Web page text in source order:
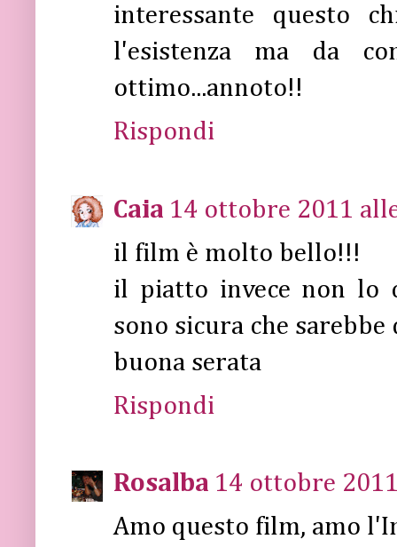
interessante questo
l'esistenza ma da
ottimo...annoto!!
Rispondi
Caia 14 ottobre 2011
il film è molto bello!!!
il piatto invece non lo
sono sicura che
buona serata
Rispondi
Rosalba 14 ottobre
Amo questo film, amo